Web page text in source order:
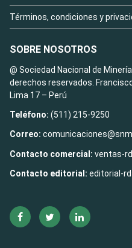
Términos, condiciones y
SOBRE NOSOTROS
@ Sociedad Nacional de
derechos reservados.
Lima 17 – Perú
Teléfono: (511) 215-9250
Correo:
Contacto comercial: ventas-
Contacto editorial: editorial-